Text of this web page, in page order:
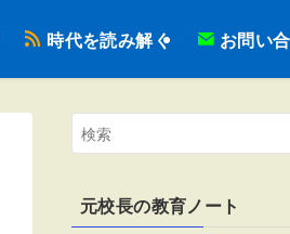
時代を読み解く お問い
元校長の教育ノート